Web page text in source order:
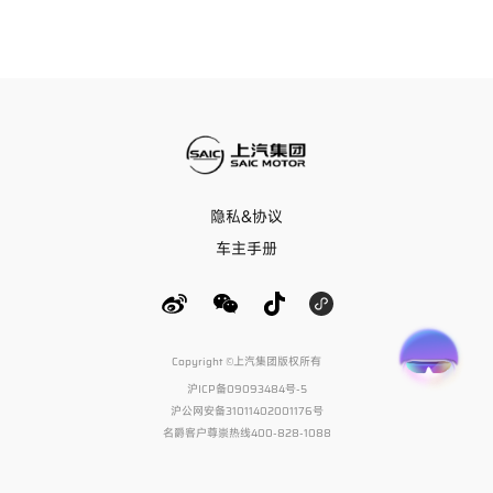
隐私&协议
车主手册
Copyright ©上汽集团版权所有
沪ICP备09093484号-5
沪公网安备31011402001176号
名爵客户尊崇热线400-828-1088